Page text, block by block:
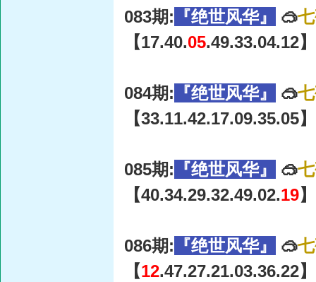
083期: 『绝世风华』 🥽
【17.40.05.49.33.04.12】
084期: 『绝世风华』 🥽
【33.11.42.17.09.35.05】
085期: 『绝世风华』 🥽
【40.34.29.32.49.02.19】
086期: 『绝世风华』 🥽
【12.47.27.21.03.36.22】